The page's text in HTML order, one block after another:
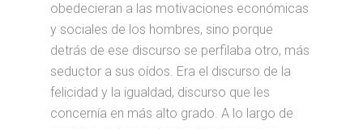
obedecieran a las motivaciones económicas
y sociales de los hombres, sino porque
detrás de ese discurso se perfilaba otro, más
seductor a sus oídos. Era el discurso de la
felicidad y la igualdad, discurso que les
concernía en más alto grado. A lo largo de